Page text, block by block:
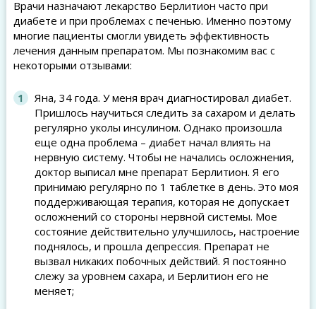
Врачи назначают лекарство Берлитион часто при
диабете и при проблемах с печенью. Именно поэтому
многие пациенты смогли увидеть эффективность
лечения данным препаратом. Мы познакомим вас с
некоторыми отзывами:
Яна, 34 года. У меня врач диагностировал диабет.
Пришлось научиться следить за сахаром и делать
регулярно уколы инсулином. Однако произошла
еще одна проблема – диабет начал влиять на
нервную систему. Чтобы не начались осложнения,
доктор выписал мне препарат Берлитион. Я его
принимаю регулярно по 1 таблетке в день. Это моя
поддерживающая терапия, которая не допускает
осложнений со стороны нервной системы. Мое
состояние действительно улучшилось, настроение
поднялось, и прошла депрессия. Препарат не
вызвал никаких побочных действий. Я постоянно
слежу за уровнем сахара, и Берлитион его не
меняет;